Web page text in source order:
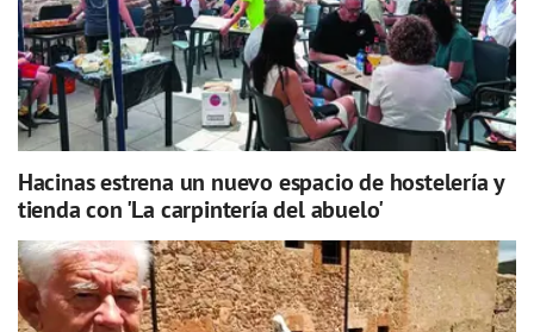
Hacinas estrena un nuevo espacio de hostelería y
tienda con 'La carpintería del abuelo'